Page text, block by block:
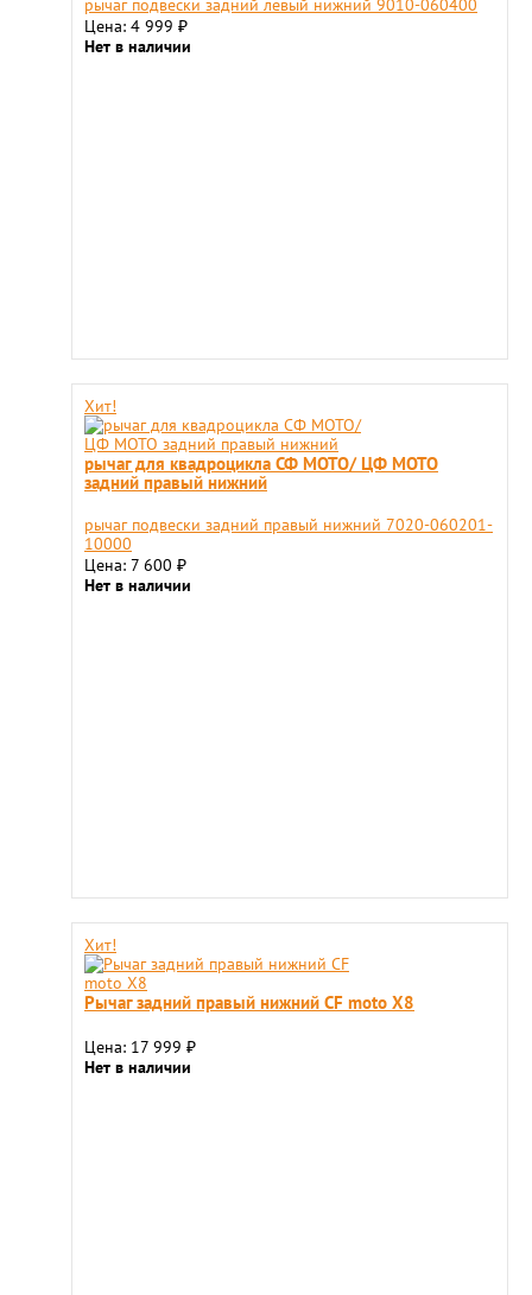
рычаг подвески задний левый нижний 9010-060400
Цена: 4 999 ₽
Нет в наличии
Хит!
рычаг для квадроцикла СФ МОТО/ ЦФ МОТО
задний правый нижний
рычаг подвески задний правый нижний 7020-060201-
10000
Цена: 7 600 ₽
Нет в наличии
Хит!
Рычаг задний правый нижний СF moto Х8
Цена: 17 999 ₽
Нет в наличии